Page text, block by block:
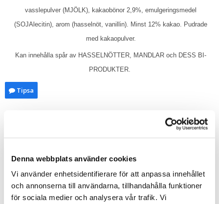
Denna webbplats använder cookies
Vi använder enhetsidentifierare för att anpassa innehållet
och annonserna till användarna, tillhandahålla funktioner
för sociala medier och analysera vår trafik. Vi
vasslepulver (MJÖLK), kakaobönor 2,9%, emulgeringsmedel
(SOJAlecitin), arom (hasselnöt, vanillin). Minst 12% kakao. Pudrade
med kakaopulver.
Kan innehålla spår av HASSELNÖTTER, MANDLAR och DESS BI-
PRODUKTER.
Tipsa
Alla hjärtans dag
Presenter till Flickvän
Presenter till Henne
Presenter till Honom